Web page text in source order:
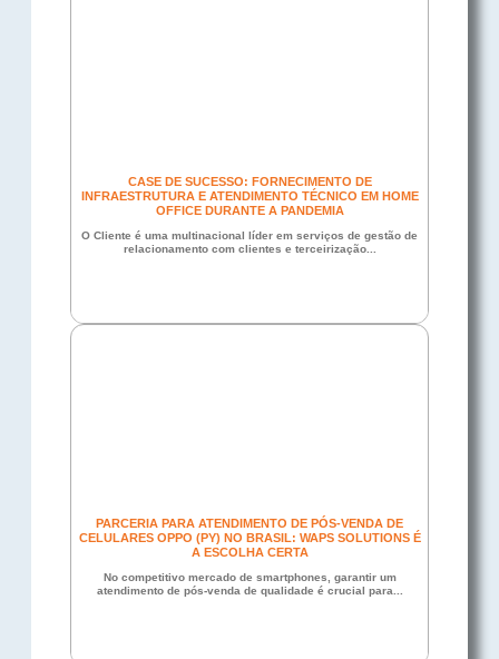
CASE DE SUCESSO: FORNECIMENTO DE
INFRAESTRUTURA E ATENDIMENTO TÉCNICO EM HOME
OFFICE DURANTE A PANDEMIA
O Cliente é uma multinacional líder em serviços de gestão de
relacionamento com clientes e terceirização...
PARCERIA PARA ATENDIMENTO DE PÓS-VENDA DE
CELULARES OPPO (PY) NO BRASIL: WAPS SOLUTIONS É
A ESCOLHA CERTA
No competitivo mercado de smartphones, garantir um
atendimento de pós-venda de qualidade é crucial para...